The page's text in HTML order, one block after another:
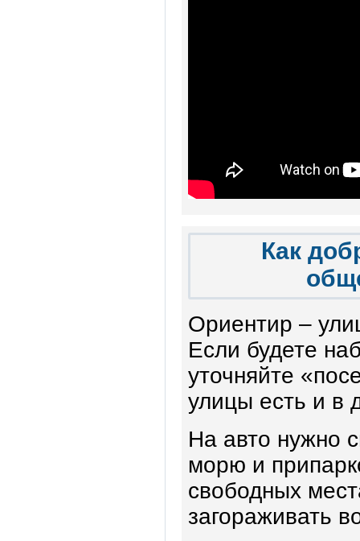
Как
Ориентир –
Если будете
уточняйте
улицы есть и в
На авто нужно
морю и
свободных
загораживать